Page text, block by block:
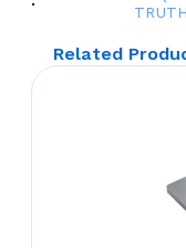
Related